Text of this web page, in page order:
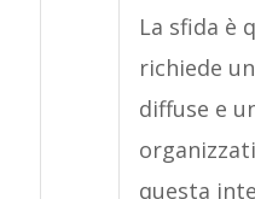
La sfida è
richiede
diffuse e
questa